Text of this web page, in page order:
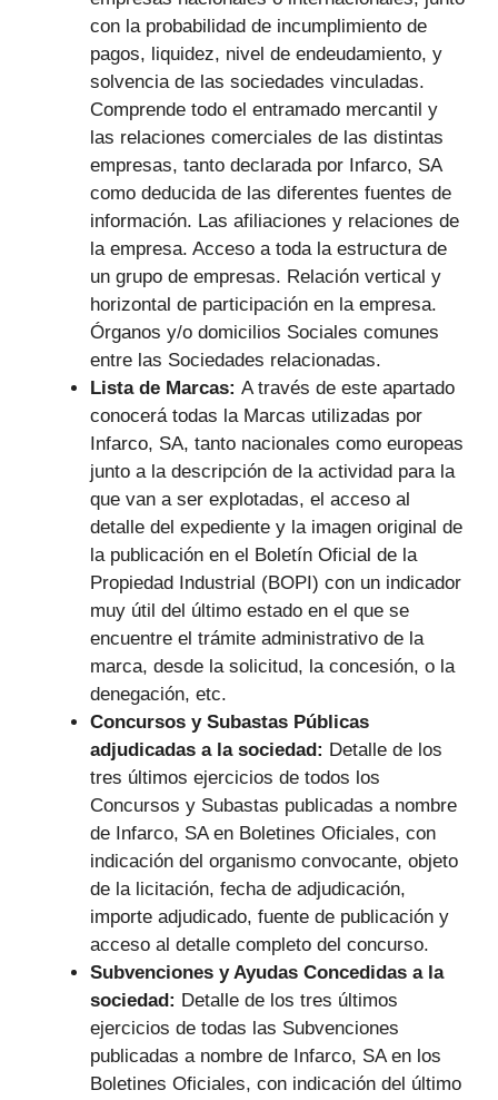
con la probabilidad de incumplimiento de
pagos, liquidez, nivel de endeudamiento, y
solvencia de las sociedades vinculadas.
Comprende todo el entramado mercantil y
las relaciones comerciales de las distintas
empresas, tanto declarada por Infarco, SA
como deducida de las diferentes fuentes de
información. Las afiliaciones y relaciones de
la empresa. Acceso a toda la estructura de
un grupo de empresas. Relación vertical y
horizontal de participación en la empresa.
Órganos y/o domicilios Sociales comunes
entre las Sociedades relacionadas.
Lista de Marcas: A través de este apartado
conocerá todas la Marcas utilizadas por
Infarco, SA, tanto nacionales como europeas
junto a la descripción de la actividad para la
que van a ser explotadas, el acceso al
detalle del expediente y la imagen original de
la publicación en el Boletín Oficial de la
Propiedad Industrial (BOPI) con un indicador
muy útil del último estado en el que se
encuentre el trámite administrativo de la
marca, desde la solicitud, la concesión, o la
denegación, etc.
Concursos y Subastas Públicas
adjudicadas a la sociedad: Detalle de los
tres últimos ejercicios de todos los
Concursos y Subastas publicadas a nombre
de Infarco, SA en Boletines Oficiales, con
indicación del organismo convocante, objeto
de la licitación, fecha de adjudicación,
importe adjudicado, fuente de publicación y
acceso al detalle completo del concurso.
Subvenciones y Ayudas Concedidas a la
sociedad: Detalle de los tres últimos
ejercicios de todas las Subvenciones
publicadas a nombre de Infarco, SA en los
Boletines Oficiales, con indicación del último